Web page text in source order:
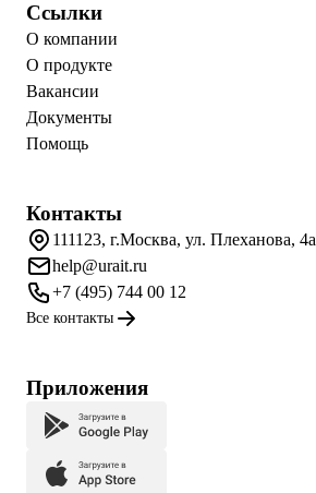
Ссылки
О компании
О продукте
Вакансии
Документы
Помощь
Контакты
111123, г.Москва, ул. Плеханова, 4а
help@urait.ru
+7 (495) 744 00 12
Все контакты
Приложения